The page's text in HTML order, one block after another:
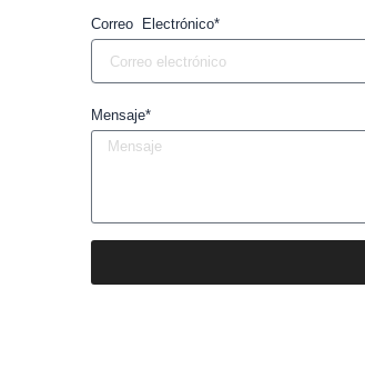
Correo Electrónico*
Mensaje*